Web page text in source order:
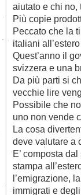
aiutato e chi no,
Più copie
Peccato che la
italiani
Quest’anno il
svizzera e una
Da più parti si
vecchie lire
Possibile che
uno non vende
La cosa
deve valutare a
E’ composta
stampa
l’emigrazione,
immigrati e